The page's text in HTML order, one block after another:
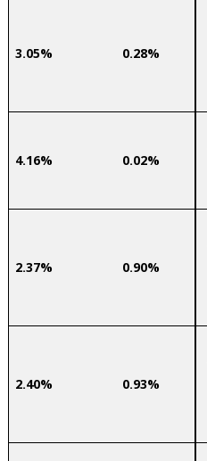
0.28%
3.05%
0.02%
4.16%
0.90%
2.37%
0.93%
2.40%